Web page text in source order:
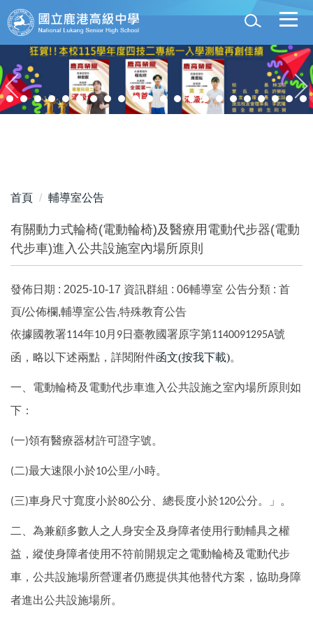
跳
到
主
內
容
區
首頁 輔導室公告
有關動力式輪椅(電動輪椅)及醫療用電動代步器(電動
代步車)進入公共設施室內場所原則
發佈日期 : 2025-10-17 資訊群組 : 06輔導室 公告分類 : 首
頁/公佈欄,輔導室公告,特殊教育公告
依據國教署114年10月 9日臺教國署原字第1140091295A號
函，略以下述兩點，詳閱附件函文(按我下載)。
一、電動輪椅及電動代步車進入公共設施之室內場所原則如
下：
(一)領有醫療器材許可證字號。
(二)最大速限小於10公里/小時。
(三)車身尺寸寬度小於80公分、總長度小於120公分。」。
二、為兼顧多數人之人身安全及身障者使用行動輔具之權
益，縱使身障者使用不符前開規定之電動輪椅及電動代步
車，公共設施場所營運者仍應提供其他替代方案，協助身障
者進出公共設施場所。